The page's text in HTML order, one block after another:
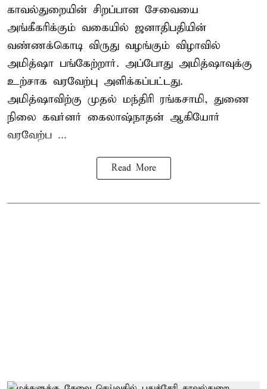
காவல்துறையின் சிறப்பான சேவையை
அங்கீகரிக்கும் வகையில் ஜனாதிபதியின்
வண்ணக்கொடி விருது வழங்கும் விழாவில்
அமித்ஷா பங்கேற்றார். அப்போது அமித்ஷாவுக்கு
உற்சாக வரவேற்பு அளிக்கப்பட்டது.
அமித்ஷாவிற்கு முதல் மந்திரி ரங்கசாமி, துணை
நிலை கவர்னர் கைலாஷ்நாதன் ஆகியோர்
வரவேற்ப ...
Read More